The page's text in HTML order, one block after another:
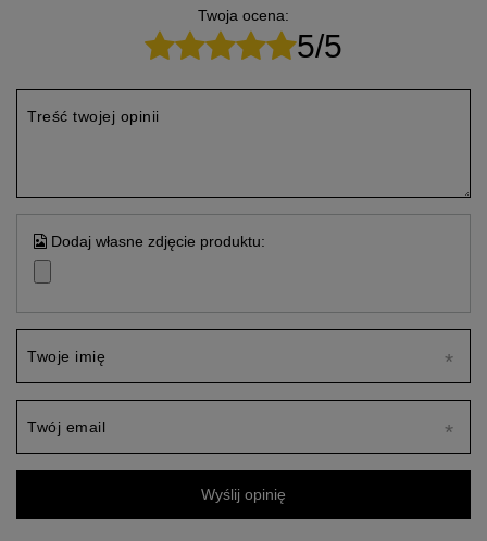
Twoja ocena:
5/5
Treść twojej opinii
Dodaj własne zdjęcie produktu:
Twoje imię
Twój email
Wyślij opinię